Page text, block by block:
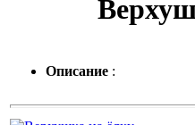
Описание :